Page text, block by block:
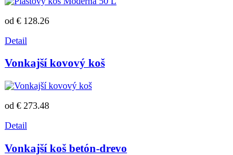
od € 128.26
Detail
Vonkajší kovový koš
od € 273.48
Detail
Vonkajší koš betón-drevo